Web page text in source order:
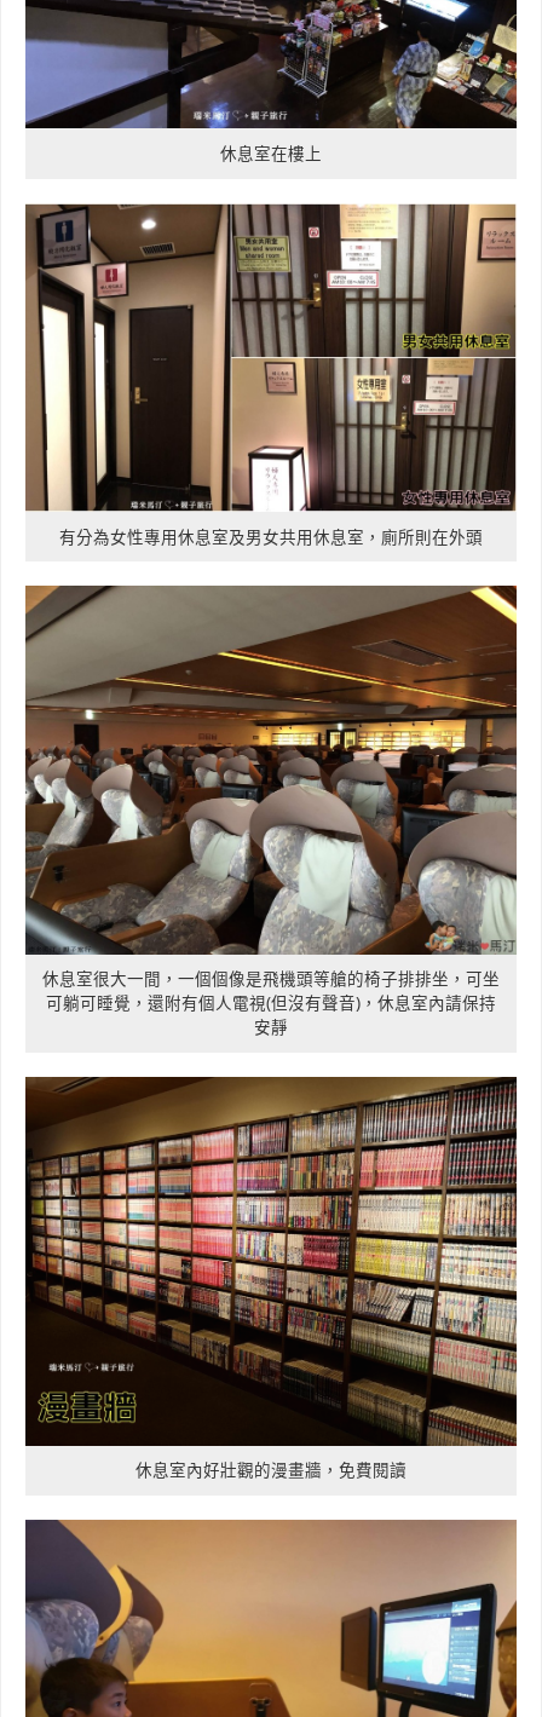
休息室在樓上
有分為女性專用休息室及男女共用休息室，廁所則在外頭
休息室很大一間，一個個像是飛機頭等艙的椅子排排坐，可坐
可躺可睡覺，還附有個人電視(但沒有聲音)，休息室內請保持
安靜
休息室內好壯觀的漫畫牆，免費閱讀